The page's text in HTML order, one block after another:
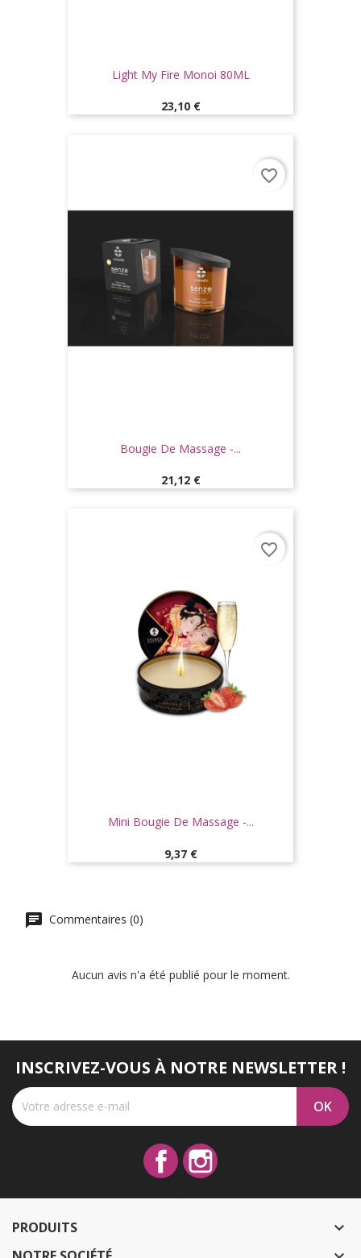
Light My Fire Monoi 80ML
Prix
23,10 €
Bougie De Massage -...
Prix
21,12 €
favorite_border
Mini Bougie De Massage -...
Prix
9,37 €
favorite_border
Commentaires (0)
Aucun avis n'a été publié pour le moment.
INSCRIVEZ-VOUS À NOTRE NEWSLETTER !
Facebook
PRODUITS 